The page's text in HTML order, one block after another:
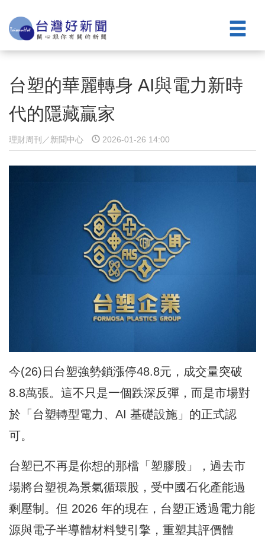
台塑的華麗轉身 AI與電力新時
代的隱藏贏家
理財周刊／新聞中心 2026-01-26 14:00
今(26)日台塑強勢鎖漲停48.8元，成交量突破
8.8萬張。這不只是一個跌深反彈，而是市場對
於「台塑轉型電力、AI 基礎設施」的正式認
可。
台塑已不再是你想的那檔「塑膠股」，過去市
場將台塑視為景氣循環股，受中國石化產能過
剩壓制。但 2026 年的現在，台塑正透過電力能
源與電子半導體材料雙引擎，重塑其評價體